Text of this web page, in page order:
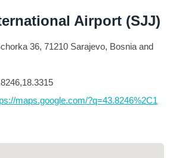
Airport (SJJ)
36, 71210 Sarajevo, Bosnia and
maps.google.com/?q=43.8246%2C1